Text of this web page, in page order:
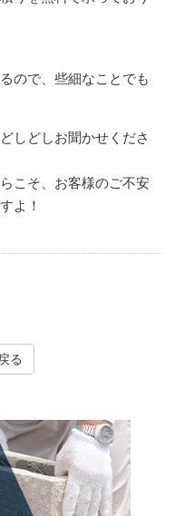
ので、些細なことでも
しどしお聞かせくださ
こそ、お客様のご不安
よ！
る